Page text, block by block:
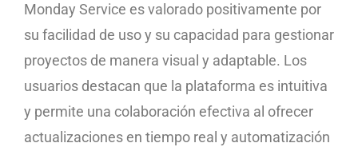
Monday Service es valorado positivamente por
su facilidad de uso y su capacidad para gestionar
proyectos de manera visual y adaptable. Los
usuarios destacan que la plataforma es intuitiva
y permite una colaboración efectiva al ofrecer
actualizaciones en tiempo real y automatización